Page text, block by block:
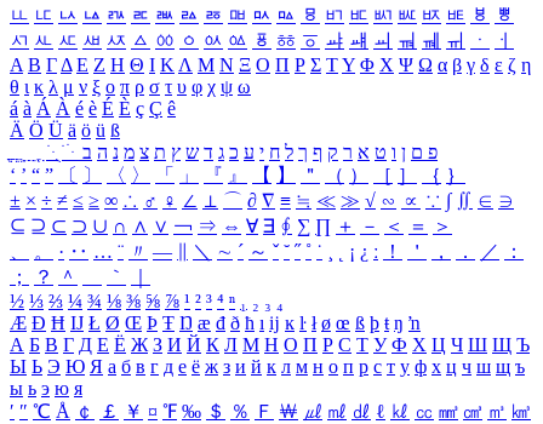
ㅥ ㅦ ㅧ ㅨ ㅩ ㅪ ㅫ ㅬ ㅭ ㅮ ㅯ ㅰ ㅱ ㅲ ㅳ ㅴ ㅵ ㅶ ㅷ ㅸ
ㅹ
ㅺ ㅻ ㅼ ㅽ ㅾ ㅿ ㆀ ㆁ ㆂ ㆃ ㆄ ㆅ ㆆ ㆇ ㆈ ㆉ ㆊ ㆋ ㆌ ㆍ
ㆎ
Α Β ΓΔ Ε Ζ Η Θ Ι ΚΛ Μ Ν Ξ Ο Π Ρ Σ ΤΥ Φ Χ Ψ Ω α β γ δ ε ζ η
θ ι κ λ μ ν ξ ο π ρ σ τ υ φ χ ψ ω
á à Á À é è É È ç Ç ê
Ä Ö Ü ä ö ü ß
ִֶֹ ֻּ ׁׂ פ ם ן ו ט א ר ק ף ך ל ח י ע כ ג ד ש ץ ת צ מ נ ה ב
‘ ’ “ ” 〔 〕 〈 〉 「 」 『 』 【 】 ＂ （ ） ［ ］ ｛ ｝
± × ÷ ≠ ≤ ≥ ∞ ∴ ♂ ♀ ∠ ⊥ ⌒ ∂ ∇ ≡ ≒ ≪ ≫ √ ∽ ∝ ∵ ∫ ∬ ∈ ∋
⊆ ⊇ ⊂ ⊃ ∪ ∩ ∧ ∨ ￢ ⇒ ⇔ ∀ ∃ ∮ ∑ ∏ ＋ － ＜ ＝
＞
、
。 · ‥ … ¨ 〃 ― ＼ ∼ ´ ～ ˇ ˘ ˝ ˚ ˙ ¸ ¡ ¿ ː ！ ＇ ， ． ／
：
；
？ ＾ ｀
½ ⅓ ⅔ ¼ ¾ ⅛ ⅜ ⅝ ⅞ ¹ ² ³ ⁴ ⁿ ₁ ₂ ₃ ₄
Æ Ð Ħ Ĳ Ł Ø Œ Þ Ŧ Ŋ æ đ ð ħ ı ĳ ĸ ŀ ł ø œ ß þ ŧ ŋ ŉ
А Б В Г Д Е Ё Ж З И Й К Л М Н О П Р С Т У Ф Х Ц Ч Ш Щ Ъ
Ы Ь Э Ю Я а б в г д е ё ж з и й к л м н о п р с т у ф х ц ч ш щ ъ
ы ь э ю я
′ ″ ℃ Å ￠ ￡ ￥ ¤ ℉ ‰ ＄ ％ Ｆ ￦ ㎕ ㎖ ㎗ ℓ ㎘ ㏄ ㎣ ㎤ ㎥ ㎦